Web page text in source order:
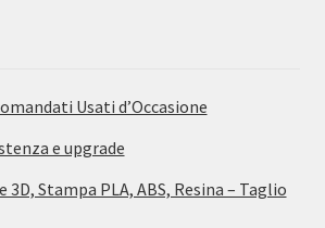
Usati d’Occasione
e upgrade
Stampa PLA, ABS, Resina – Taglio